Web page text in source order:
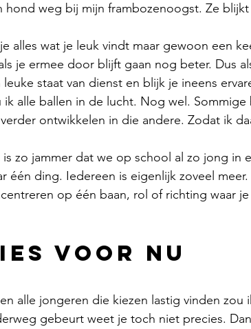
hond weg bij mijn frambozenoogst. Ze
alles wat je leuk vindt maar gewoon een
je ermee door blijft gaan nog beter. Dus
leuke staat van dienst en blijk je ineens
ik alle ballen in de lucht. Nog wel.
ontwikkelen in die andere. Zodat ik
is zo jammer dat we op school al zo jong in
één ding. Iedereen is eigenlijk zoveel
op één baan, rol of richting waar
voor nu
alle jongeren die kiezen lastig vinden zou
gebeurt weet je toch niet precies.